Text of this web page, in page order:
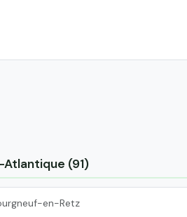
(91)
en-Retz